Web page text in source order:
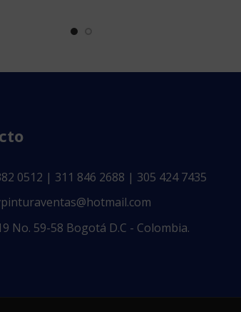
0512 | 311 846 2688 | 305 424 7435
No. 59-58 Bogotá D.C - Colombia.